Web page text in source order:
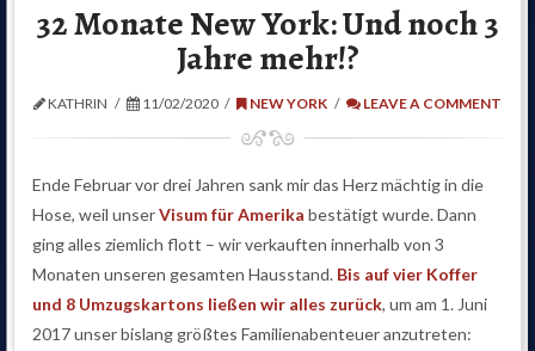
32 Monate New York: Und noch 3
Jahre mehr!?
KATHRIN 11/02/2020 NEW YORK LEAVE A COMMENT
Ende Februar vor drei Jahren sank mir das Herz mächtig in die
Hose, weil unserVisum für Amerika bestätigt wurde. Dann
ging alles ziemlich flott – wir verkauften innerhalb von 3
Monaten unseren gesamten Hausstand. Bis auf vier Koffer
und 8 Umzugskartons ließen wir alles zurück, um am 1. Juni
2017 unser bislang größtes Familienabenteuer anzutreten: